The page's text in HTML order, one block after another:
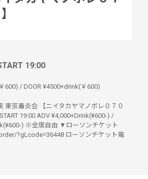
19:00
600) / DOOR ¥4500+drink(￥600)
東京毒炎会 【ニイタカヤマノボレ０７０
19:00 ADV ¥4,000+Drink(¥600-) /
) ※全席自由 ▼ローソンチケット
?gLcode=36448 ローソンチケット電